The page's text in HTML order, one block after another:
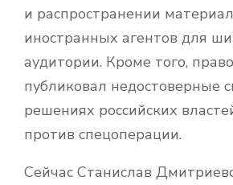
и распространении
иностранных агентов для
аудитории. Кроме того,
публиковал недостоверные
решениях российских
против спецоперации.
Сейчас Станислав